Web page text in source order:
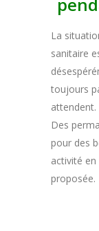
La
sanitaire
toujours
attendent.
Des
pour des
activité en
proposée.